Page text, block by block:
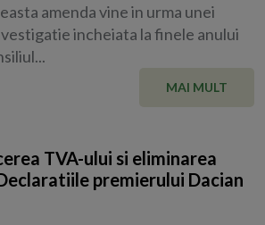
amenda vine in urma unei
incheiata la finele anului
MAI MULT
TVA-ului si eliminarea
premierului Dacian